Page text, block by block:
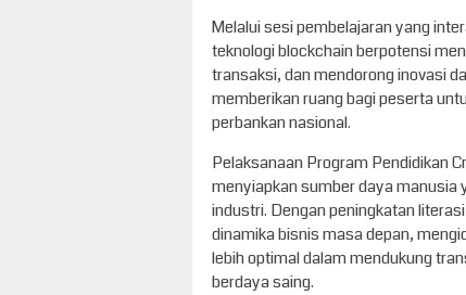
Melalui sesi pembelajaran yang
teknologi blockchain berpotensi
transaksi, dan mendorong inovasi
memberikan ruang bagi peserta
perbankan nasional.
Pelaksanaan Program Pendidikan
menyiapkan sumber daya manusia
industri. Dengan peningkatan
dinamika bisnis masa depan,
lebih optimal dalam mendukung
berdaya saing.